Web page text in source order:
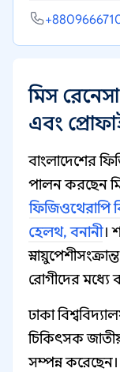
মিস
এবং
বাংলাদেশের
পালন করছেন
ফিজিওথেরাপি
হেলথ, বনানী।
রোগীদের মধ্যে
ঢাকা
চিকিৎসক
সম্পন্ন